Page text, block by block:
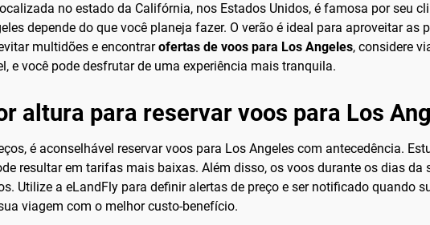
no estado da Califórnia, nos Estados Unidos, é famosa por seu
depende do que você planeja fazer. O verão é ideal para aproveitar
multidões e encontrarofertas de voos para Los Angeles, considere
e você pode desfrutar de uma experiência mais tranquila.
altura para reservar voos para Los
é aconselhável reservar voos para Los Angeles com antecedência.
resultar em tarifas mais baixas. Além disso, os voos durante os dias
Utilize a eLandFly para definir alertas de preço e ser notificado quando
viagem com o melhor custo-benefício.